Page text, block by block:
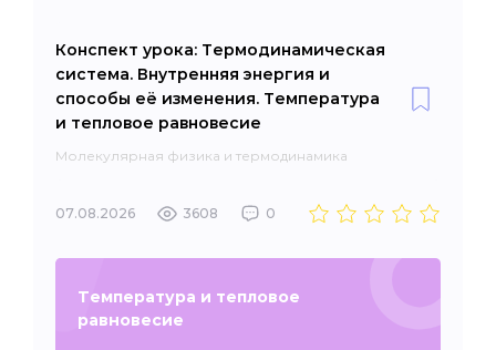
Конспект урока: Термодинамическая
система. Внутренняя энергия и
способы её изменения. Температура
и тепловое равновесие
Молекулярная физика и термодинамика
07.08.2026 3608 0
Температура и тепловое
равновесие